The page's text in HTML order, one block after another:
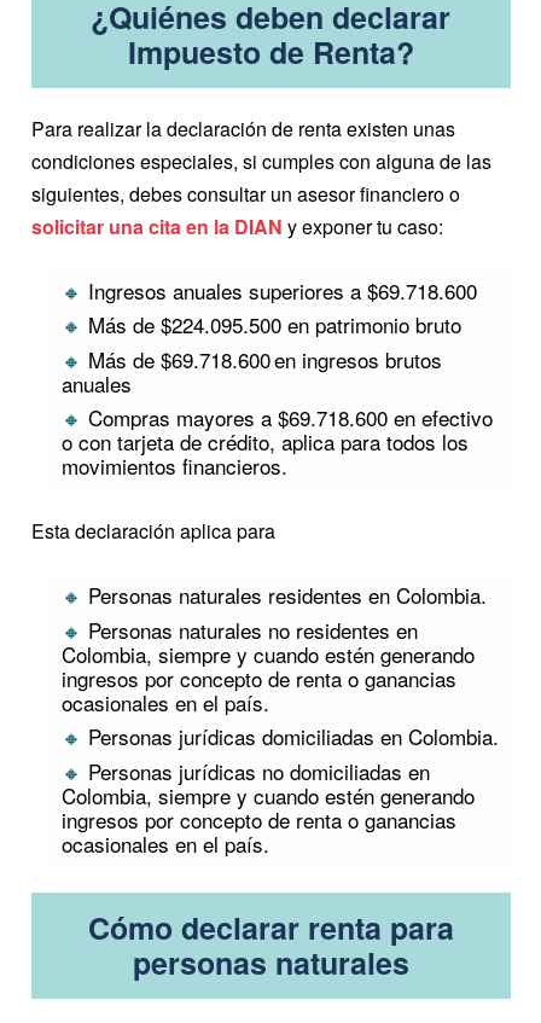
¿Quiénes deben declarar
Impuesto de Renta?
Para realizar la declaración de renta existen unas
condiciones especiales, si cumples con alguna de las
siguientes, debes consultar un asesor financiero o
solicitar una cita en la DIAN y exponer tu caso:
Ingresos anuales superiores a $69.718.600
Más de $224.095.500 en patrimonio bruto
Más de $69.718.600 en ingresos brutos
anuales
Compras mayores a $69.718.600 en efectivo
o con tarjeta de crédito, aplica para todos los
movimientos financieros.
Esta declaración aplica para
Personas naturales residentes en Colombia.
Personas naturales no residentes en
Colombia, siempre y cuando estén generando
ingresos por concepto de renta o ganancias
ocasionales en el país.
Personas jurídicas domiciliadas en Colombia.
Personas jurídicas no domiciliadas en
Colombia, siempre y cuando estén generando
ingresos por concepto de renta o ganancias
ocasionales en el país.
Cómo declarar renta para
personas naturales